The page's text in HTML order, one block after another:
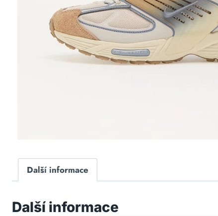
Další informace
Další informace